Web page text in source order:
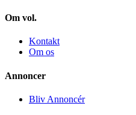
Om vol.
Kontakt
Om os
Annoncer
Bliv Annoncér